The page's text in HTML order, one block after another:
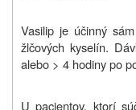
Vasilip je účinný
žlčových kyselín.
alebo > 4 hodiny po
U pacientov, ktorí